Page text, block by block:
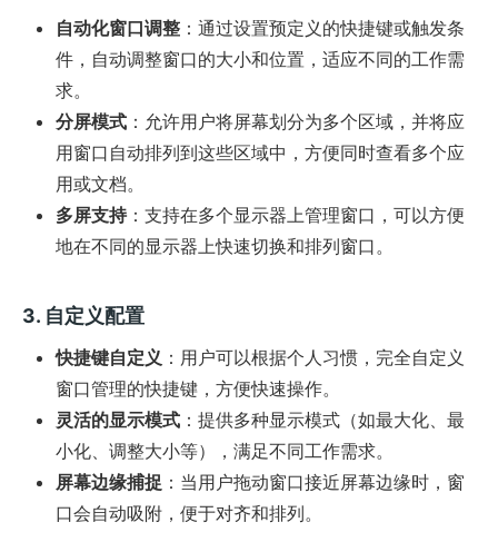
自动化窗口调整 ：通过设置预定义的快捷键或触发条
件，自动调整窗口的大小和位置，适应不同的工作需
求。
分屏模式 ：允许用户将屏幕划分为多个区域，并将应
用窗口自动排列到这些区域中，方便同时查看多个应
用或文档。
多屏支持：支持在多个显示器上管理窗口，可以方便
地在不同的显示器上快速切换和排列窗口。
3. 自定义配置
快捷键自定义 ：用户可以根据个人习惯，完全自定义
窗口管理的快捷键，方便快速操作。
灵活的显示模式 ：提供多种显示模式（如最大化、最
小化、调整大小等），满足不同工作需求。
屏幕边缘捕捉 ：当用户拖动窗口接近屏幕边缘时，窗
口会自动吸附，便于对齐和排列。